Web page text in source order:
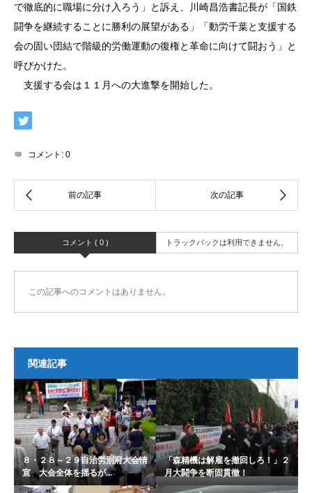
で徹底的に職場に分け入ろう」と訴え、川崎昌浩書記長が「国鉄
闘争を継続することに勝利の展望がある」「動労千葉と支援する
会の固い団結で階級的労働運動の復権と革命に向けて闘おう」と
呼びかけた。
支援する会は１１月への大進撃を開始した。
コメント: 0
コメント ( 0 ) トラックバックは利用できません。
この記事へのコメントはありません。
関連記事
８・２８～２９自治労別府大会情
宣 大会全体を揺るが...
「森精機は解雇を撤回しろ！」２
月大闘争を断固貫徹！